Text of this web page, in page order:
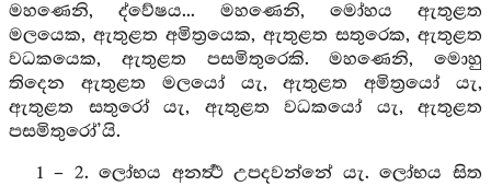
මහණෙනි, ද්වේෂය... මහණෙනි, මෝහය ඇතුළත
මලයෙක, ඇතුළත අමිත්‍රයෙක, ඇතුළත සතුරෙක, ඇතුළත
වධකයෙක, ඇතුළත පසමිතුරෙකි. මහණෙනි, මොහු
තිදෙන ඇතුළත මලයෝ යැ, ඇතුළත අමිත්‍රයෝ යැ,
ඇතුළත සතුරෝ යැ, ඇතුළත වධකයෝ යැ, ඇතුළත
පසමිතුරෝ’යි.
1 – 2. ලෝභය අනර්‍ත්‍ථ උපදවන්නේ යැ. ලෝභය සිත